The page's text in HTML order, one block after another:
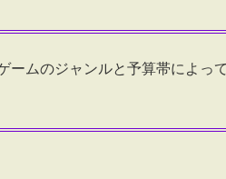
ームのジャンルと予算帯によっ